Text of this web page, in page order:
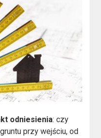
odniesienia: czy
przy wejściu, od